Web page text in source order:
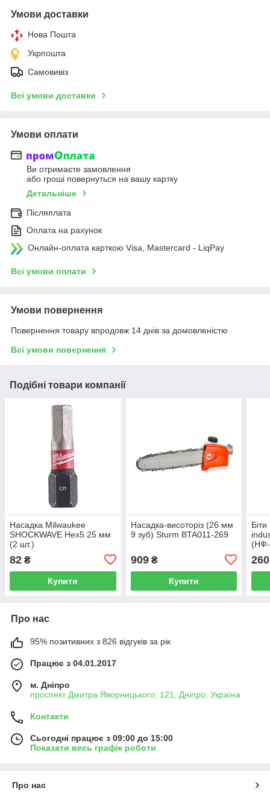
Умови доставки
Нова Пошта
Укрпошта
Самовивіз
Всі умови доставки
Умови оплати
Ви отримаєте замовлення
або гроші повернуться на вашу картку
Детальніше
Післяплата
Оплата на рахунок
Онлайн-оплата карткою Visa, Mastercard - LiqPay
Всі умови оплати
Умови повернення
Повернення товару впродовж 14 днів за домовленістю
Всі умови повернення
Подібні товари компанії
Насадка Milwaukee
SHOCKWAVE Hex5 25 мм
(2 шт.)
82 ₴
Купити
Насадка-висоторіз (26 мм
9 зуб) Sturm BTA011-269
909₴
Купити
(НФ-
260
Про нас
95% позитивних з 826 відгуків за рік
Працює з 04.01.2017
м. Дніпро
проспект Дмитра Яворницького, 121, Дніпро, Україна
Контакти
Сьогодні працює з 09:00 до 15:00
Показати весь графік роботи
Про нас